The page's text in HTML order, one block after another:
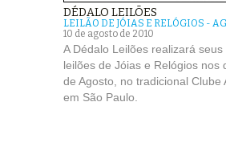
DÉDALO LEILÕES
LEILÃO DE JÓIAS E RELÓGIOS -
10 de agosto de 2010
A Dédalo Leilões realizará
leilões de Jóias e Relógios nos
de Agosto, no tradicional Clube
em São Paulo.